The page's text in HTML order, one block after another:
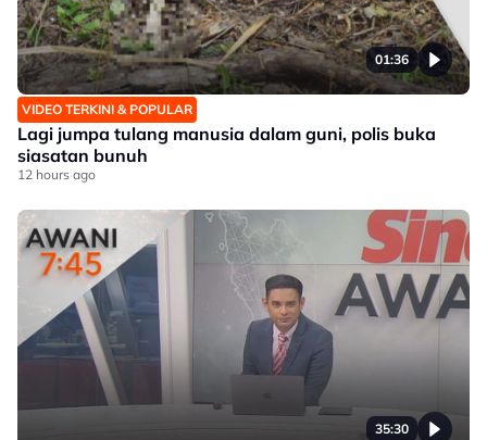
01:36
VIDEO TERKINI & POPULAR
Lagi jumpa tulang manusia dalam guni, polis buka
siasatan bunuh
12 hours ago
35:30